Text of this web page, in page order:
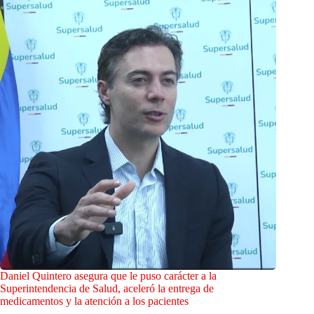
Daniel Quintero asegura que le puso carácter a la
Superintendencia de Salud, aceleró la entrega de
medicamentos y la atención a los pacientes